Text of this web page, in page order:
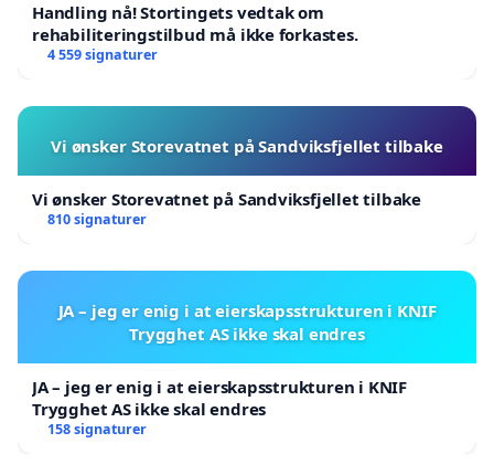
Handling nå! Stortingets vedtak om
rehabiliteringstilbud må ikke forkastes.
4 559 signaturer
Vi ønsker Storevatnet på Sandviksfjellet tilbake
Vi ønsker Storevatnet på Sandviksfjellet tilbake
810 signaturer
JA – jeg er enig i at eierskapsstrukturen i KNIF
Trygghet AS ikke skal endres
JA – jeg er enig i at eierskapsstrukturen i KNIF
Trygghet AS ikke skal endres
158 signaturer